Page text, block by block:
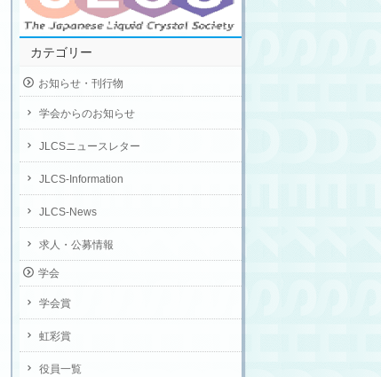
カテゴリー
お知らせ・刊行物
学会からのお知らせ
JLCSニュースレター
JLCS-Information
JLCS-News
求人・公募情報
学会
学会賞
虹彩賞
役員一覧